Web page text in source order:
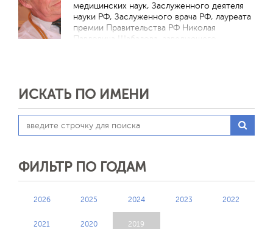
медицинских наук, Заслуженного деятеля
науки РФ, Заслуженного врача РФ, лауреата
премии Правительства РФ Николая
Павловича Шабалова, заведующего
редакционного совета нашего журнала.
ИСКАТЬ ПО ИМЕНИ
ФИЛЬТР ПО ГОДАМ
2026 2025 2024 2023 2022
2021 2020 2019